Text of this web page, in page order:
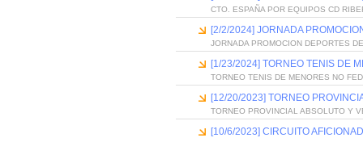
CTO. ESPAÑA POR EQUIPOS CD
[2/2/2024] JORNADA
JORNADA PROMOCION DEPORTES
[1/23/2024] TORNEO TENIS DE
TORNEO TENIS DE MENORES NO
[12/20/2023] TORNEO
TORNEO PROVINCIAL ABSOLUTO Y
[10/6/2023] CIRCUITO